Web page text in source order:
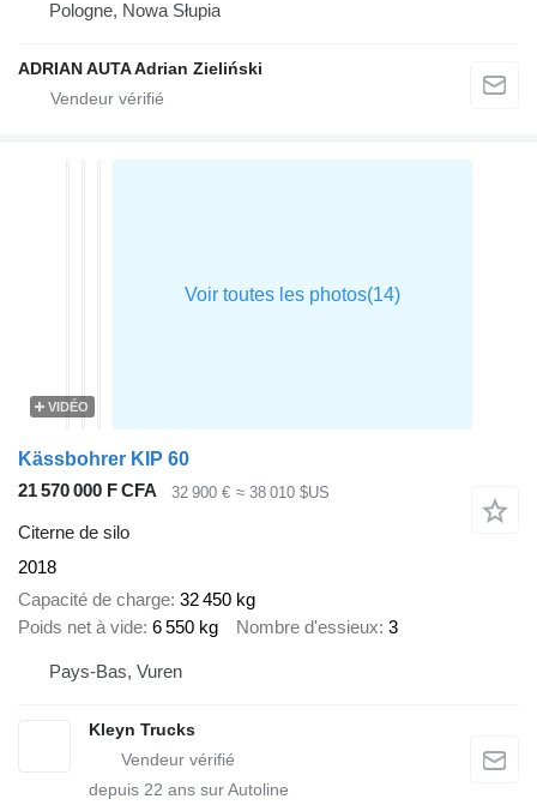
Pologne, Nowa Słupia
ADRIAN AUTA Adrian Zieliński
VIDÉO
Kässbohrer KIP 60
21 570 000 F CFA
32 900 € ≈ 38 010 $US
Citerne de silo
2018
Capacité de charge 32 450 kg
Poids net à vide 6 550 kg Nombre d'essieux 3
Pays-Bas, Vuren
Kleyn Trucks
depuis 22 ans sur Autoline